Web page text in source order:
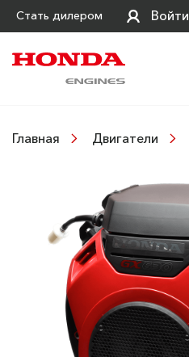
Стать дилером Войти
Главная Двигатели